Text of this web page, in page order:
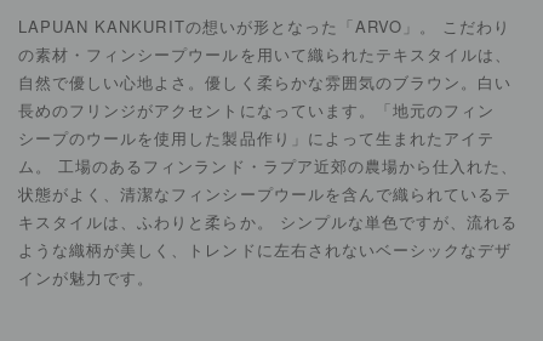
LAPUAN KANKURITの想いが形となった「ARVO」。 こだわり
の素材・フィンシープウールを用いて織られたテキスタイルは、
自然で優しい心地よさ。優しく柔らかな雰囲気のブラウン。白い
長めのフリンジがアクセントになっています。「地元のフィン
シープのウールを使用した製品作り」によって生まれたアイテ
ム。 工場のあるフィンランド・ラプア近郊の農場から仕入れた、
状態がよく、清潔なフィンシープウールを含んで織られているテ
キスタイルは、ふわりと柔らか。 シンプルな単色ですが、流れる
ような織柄が美しく、トレンドに左右されないベーシックなデザ
インが魅力です。